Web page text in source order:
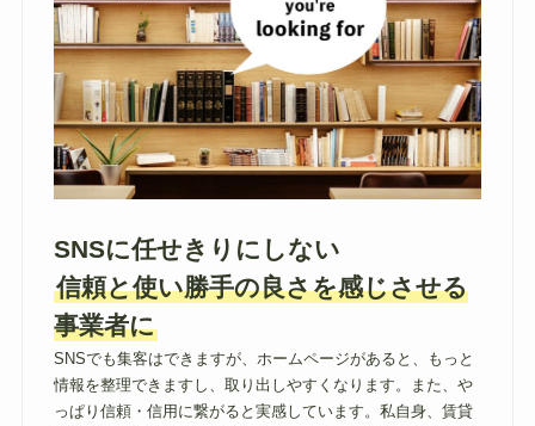
SNSに任せきりにしない
信頼と使い勝手の良さを感じさせる
事業者に
SNSでも集客はできますが、ホームページがあると、もっと
情報を整理できますし、取り出しやすくなります。また、や
っぱり信頼・信用に繋がると実感しています。私自身、賃貸